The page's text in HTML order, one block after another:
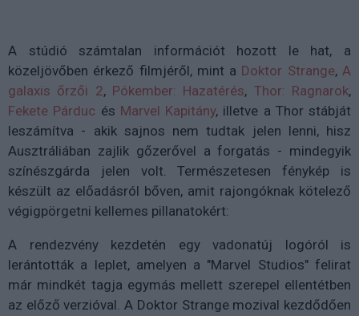
A stúdió számtalan információt hozott le hat, a
közeljövőben érkező filmjéről, mint a Doktor Strange,A
galaxis őrzői 2, Pókember: Hazatérés, Thor: Ragnarok,
Fekete Párduc és Marvel Kapitány, illetve a Thor stábját
leszámítva - akik sajnos nem tudtak jelen lenni, hisz
Ausztráliában zajlik gőzerővel a forgatás - mindegyik
színészgárda jelen volt. Természetesen fénykép is
készült az előadásról bőven, amit rajongóknak kötelező
végigpörgetni kellemes pillanatokért:
A rendezvény kezdetén egy vadonatúj logóról is
lerántották a leplet, amelyen a "Marvel Studios" felirat
már mindkét tagja egymás mellett szerepel ellentétben
az előző verzióval. A Doktor Strange mozival kezdődően